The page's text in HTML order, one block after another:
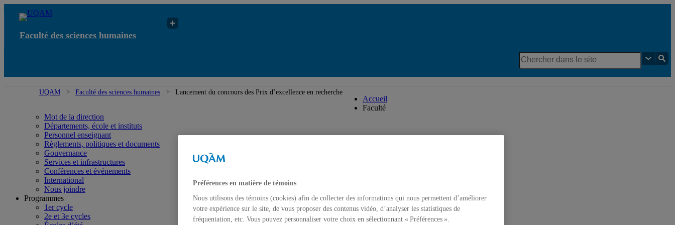
Faculté des sciences humaines
UQAM Faculté des sciences humaines Lancement du concours des Prix d’excellence en recherche
Accueil
Faculté
Mot de la direction
Départements, école et instituts
Personnel enseignant
Règlements, politiques et documents
Gouvernance
Services et infrastructures
Conférences et événements
International
Nous joindre
Programmes
1er cycle
2e et 3e cycles
Préférences en matière de témoins
Nous utilisons des témoins (cookies) afin de collecter des informations qui nous permettent d’améliorer
votre expérience sur le site, de vous proposer des contenus vidéo, d’analyser les statistiques de
fréquentation, etc. Vous pouvez personnaliser votre choix en sélectionnant « Préférences ».